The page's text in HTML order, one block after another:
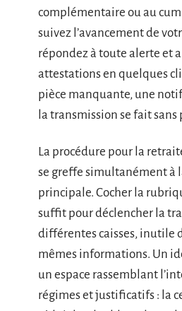
complémentaire ou au
suivez l’avancement de
répondez à toute alerte et
attestations en quelques
pièce manquante, une
la transmission se fait
La procédure pour la
se greffe simultanément à
principale. Cocher la
suffit pour déclencher la
différentes caisses, inutile
mêmes informations. Un
un espace rassemblant
régimes et justificatifs : la